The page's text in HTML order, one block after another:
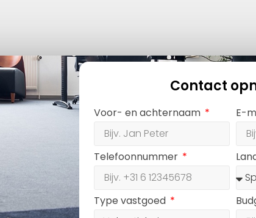
Contact
Voor- en achternaam E-
Telefoonnummer
Type vastgoed